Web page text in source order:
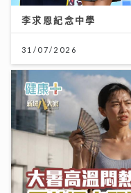
李求恩紀念中學
31/07/2026